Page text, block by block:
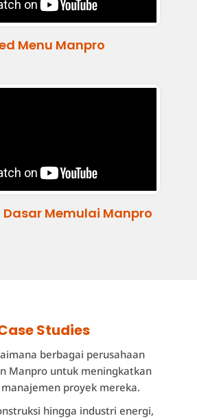
Menu Manpro
Dasar Memulai Manpro
Studies
berbagai perusahaan
Manpro untuk meningkatkan
proyek mereka.
hingga industri energi,